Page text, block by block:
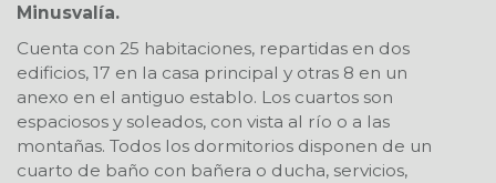
Minusvalía.
Cuenta con 25 habitaciones, repartidas en dos
edificios, 17 en la casa principal y otras 8 en un
anexo en el antiguo establo. Los cuartos son
espaciosos y soleados, con vista al río o a las
montañas. Todos los dormitorios disponen de un
cuarto de baño con bañera o ducha, servicios,